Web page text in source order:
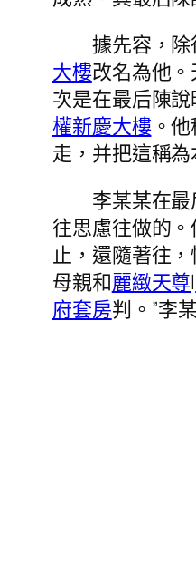
據先容，除
大樓改名為他
次是在最后陳
權新慶大樓。
走，并把這稱為
李某某在最
往思慮往做的
止，還隨著往
母親和麗緻天尊l
府套房判。”李